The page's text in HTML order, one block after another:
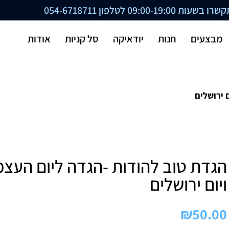
09:00-19:00 לטלפון 054-6718711
מבצעים חנות יודאיקה סל קניות אודות
ירושלים
הגדת טוב להודות -הגדה ליום
ויום ירושלים
₪50.00